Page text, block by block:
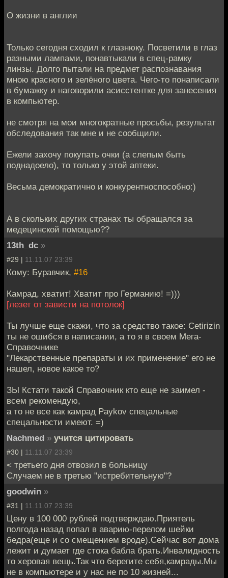
О жизни в англии
Только сегодня сходил к глазнюку. Посветили в глаз
разными лампами, понавтыкали в спец-рамку
линзы. Долго пытали на предмет распознавания
мною красного и зелёного цвета. Чего-то понаписали
в бумажку и наговорили асисстентке для занесения
в компьютер.
не смотря на мои многократные просьбы, результат
обследования так мне и не сообщили.
Ежели захочу покупать очки (а слепым быть
поднадоело), то только у этой аптеки.
Весьма демократично и конкурентноспособно:)
А в скольких других странах ты обращался за
медецинской помощью??
13th_dc »
#29 | 11.11.07 23:39
Кому: Буравчик, #16
Камрад, хватит! Хватит про Германию! =)))
[лезет от зависти на потолок]
Ты лучше еще скажи, что за средство такое: Cetirizin
ты не ошибся в написании, а то я в своем Мега-
Справочнике
"Лекарственные препараты и их применение" его не
нашел, новое какое то?
ЗЫ Кстати такой Справочник кто еще не заимел -
всем рекомендую,
а то не все как камрад Paykov спецальные
спецальности имеют. =)
Nachmed » учится цитировать
#30 | 11.11.07 23:39
< третьего дня отвозил в больницу
Случаем не в третью "истребительную"?
goodwin »
#31 | 11.11.07 23:39
Цену в 100 000 рублей подтверждаю.Приятель
полгода назад попал в аварию-перелом шейки
бедра(еще и со смещением вроде).Сейчас вот дома
лежит и думает где стока бабла брать.Инвалидность
то херовая вещь.Так что берегите себя,камрады.Мы
не в компьютере и у нас не по 10 жизней...